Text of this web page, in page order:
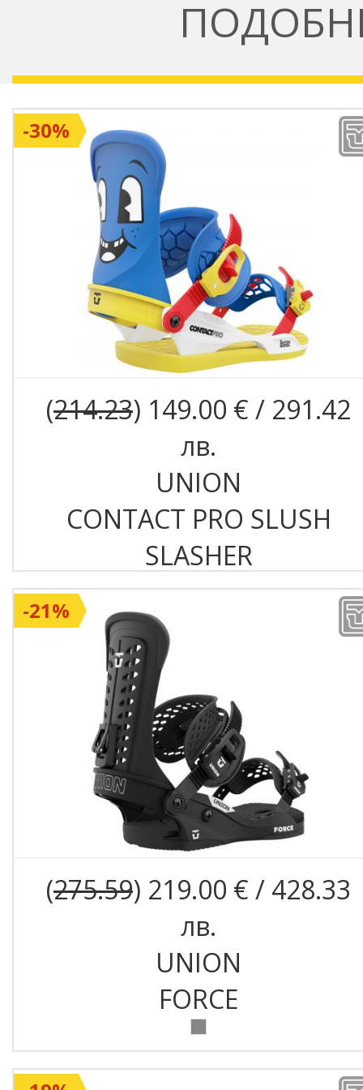
(214.23) 149.00 € / 291.42
лв.
UNION
CONTACT PRO SLUSH
SLASHER
-30%
(275.59) 219.00 € / 428.33
лв.
UNION
FORCE
-21%